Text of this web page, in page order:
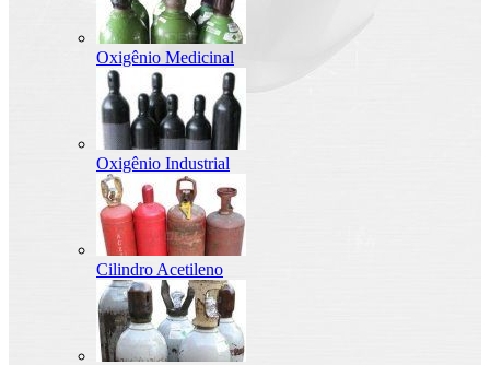
Oxigênio Medicinal
Oxigênio Industrial
Cilindro Acetileno